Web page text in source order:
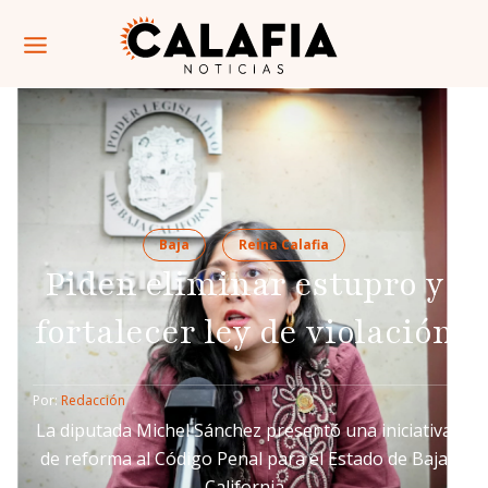
Baja Reina Calafia
Piden eliminar estupro y
fortalecer ley de violación
Por: Redacción
La diputada Michel Sánchez presentó una iniciativa
de reforma al Código Penal para el Estado de Baja